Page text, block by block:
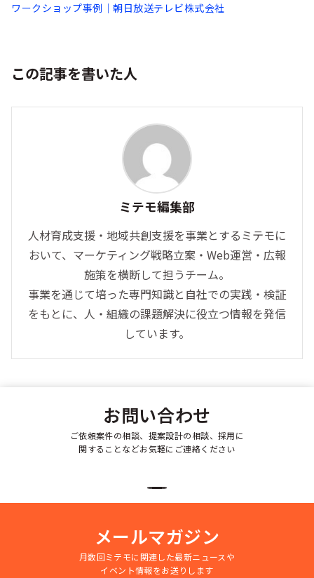
ワークショップ事例│朝日放送テレビ株式会社
この記事を書いた人
ミテモ編集部
人材育成支援・地域共創支援を事業とするミテモに
おいて、マーケティング戦略立案・Web運営・広報
施策を横断して担うチーム。
事業を通じて培った専門知識と自社での実践・検証
をもとに、人・組織の課題解決に役立つ情報を発信
しています。
お問い合わせ
ご依頼案件の相談、提案設計の相談、採用に
関することなどお気軽にご連絡ください
メールマガジン
月数回ミテモに関連した最新ニュースや
イベント情報をお送りします